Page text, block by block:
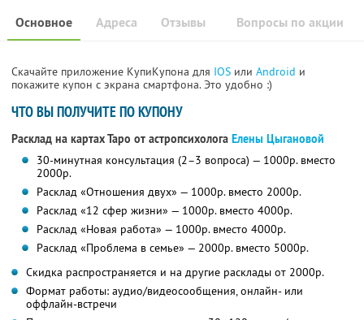
Основное Отзывы Вопросы по акции
Адреса
Скачайте приложение КупиКупона для IOS или Android и
покажите купон с экрана смартфона. Это удобно :)
ЧТО ВЫ ПОЛУЧИТЕ ПО КУПОНУ
Расклад на картах Таро от астропсихолога Елены Цыгановой
30-минутная консультация (2–3 вопроса) — 1000р. вместо
2000р.
Расклад «Отношения двух» — 1000р. вместо 2000р.
Расклад «12 сфер жизни» — 1000р. вместо 4000р.
Расклад «Новая работа» — 1000р. вместо 4000р.
Расклад «Проблема в семье» — 2000р. вместо 5000р.
Скидка распространяется и на другие расклады от 2000р.
Формат работы: аудио/видеосообщения, онлайн- или
оффлайн-встречи